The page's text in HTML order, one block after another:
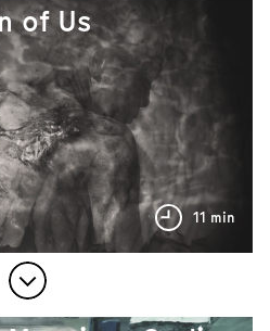
of Us
11 min